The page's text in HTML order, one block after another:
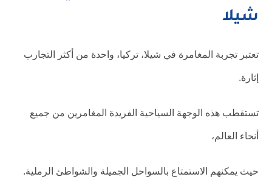
شيلا
تعتبر تجربة المغامرة في شيلا، تركيا، واحدة من أكثر التجارب
إثارة.
تستقطب هذه الوجهة السياحية الفريدة المغامرين من جميع
أنحاء العالم،
حيث يمكنهم الاستمتاع بالسواحل الجميلة والشواطئ الرملية.